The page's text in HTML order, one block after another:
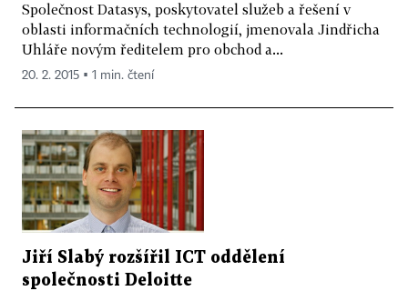
Společnost Datasys, poskytovatel služeb a řešení v
oblasti informačních technologií, jmenovala Jindřicha
Uhláře novým ředitelem pro obchod a...
20. 2. 2015 ▪ 1 min. čtení
Jiří Slabý rozšířil ICT oddělení
společnosti Deloitte